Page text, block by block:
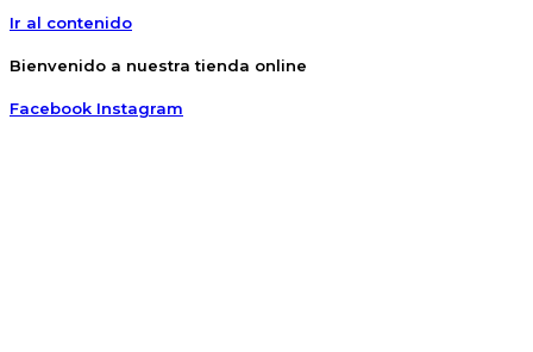
Ir al contenido
Bienvenido a nuestra tienda online
Facebook Instagram